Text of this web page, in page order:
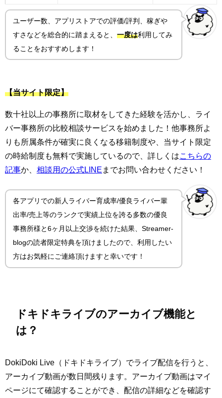
ユーザー数、アプリストアでの評価/評判、稼ぎや
すさ などを総合的に踏まえると、一度は利用してみ
ることをおすすめします！
【当サイト限定】
数十社以上の事務所に取材をしてきた経験を活かし、ライ
バー事務所の比較相談サービスを始めました！他事務所よ
りも所属条件が確実に良くなる移籍制度や、当サイト限定
の時給制度も無料で実施しているので、詳しくはこちらの
記事か、 相談用の公式LINE までお問い合わせください！
各アプリでの新人ライバー育成率/優良ライバー輩
出率/売上等のランクで実績上位を誇る多数の優良
事務所様と6ヶ月以上交渉を続けた結果、Streamer-
blogの読者限定特典を頂けましたので、利用したい
方はお気軽にご連絡頂けますと幸いです！
ドキドキライブのアーカイブ機能と
は？
DokiDoki Live（ドキドキライブ）でライブ配信を行うと、
アーカイブ動画が数日間残ります。アーカイブ動画はマイ
ページにて確認することができ、配信の詳細などを確認す